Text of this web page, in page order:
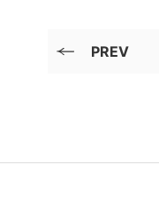
PREV